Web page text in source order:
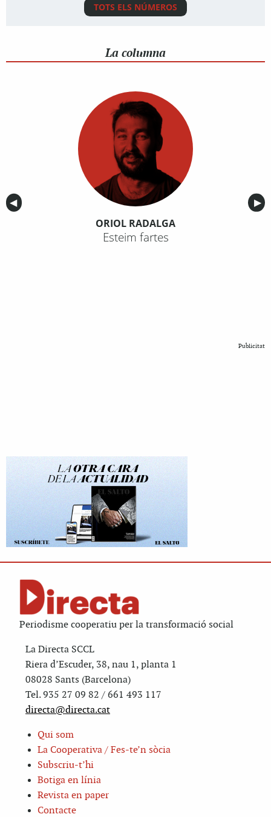
TOTS ELS NÚMEROS
La columna
Anterior
◀︎ ▶︎
ORIOL RADALGA
Esteim fartes
Publicitat
Periodisme cooperatiu per la transformació social
La Directa SCCL
Riera d’Escuder, 38, nau 1, planta 1
08028 Sants (Barcelona)
Tel. 935 27 09 82 / 661 493 117
directa@directa.cat
Qui som
La Cooperativa / Fes-te’n sòcia
Subscriu-t’hi
Botiga en línia
Revista en paper
Contacte